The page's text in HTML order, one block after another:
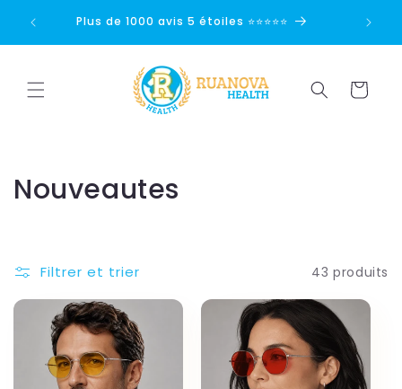
passer au
Plus de 1000 avis 5 étoiles ⭐⭐⭐⭐⭐
Panier
C
l
l
Nouveautes
Filtrer et trier 43 produits